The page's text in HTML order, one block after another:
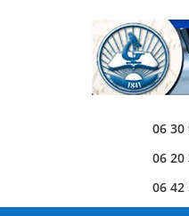
06 30
06 20
06 42